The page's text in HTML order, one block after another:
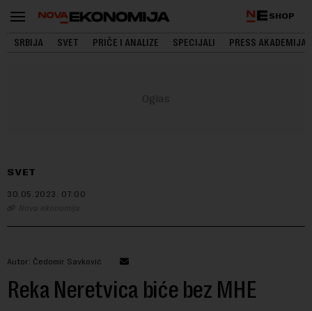
SHOP
SRBIJA SVET PRIČE I ANALIZE SPECIJALI PRESS AKADEMIJA
SVET
30.05.2023. 07:00
Nova ekonomija
Autor: Čedomir Savković
Reka Neretvica biće bez MHE